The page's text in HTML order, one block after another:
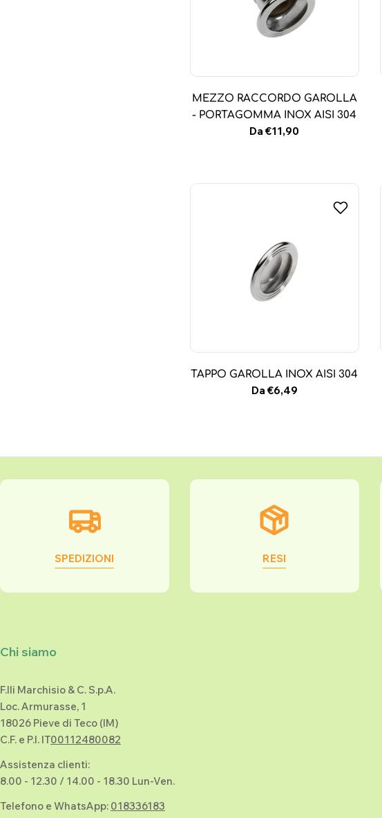
MEZZO RACCORDO GAROLLA
- PORTAGOMMA INOX AISI 304
Prezzo
Da €11,90
TAPPO GAROLLA INOX AISI 304
Prezzo
Da €6,49
SPEDIZIONI RESI
Chi siamo
F.lli Marchisio & C. S.p.A.
Loc. Armurasse, 1
18026 Pieve di Teco (IM)
C.F. e P.I. IT00112480082
Assistenza clienti:
8.00 - 12.30 / 14.00 - 18.30 Lun-Ven.
Telefono e WhatsApp: 018336183